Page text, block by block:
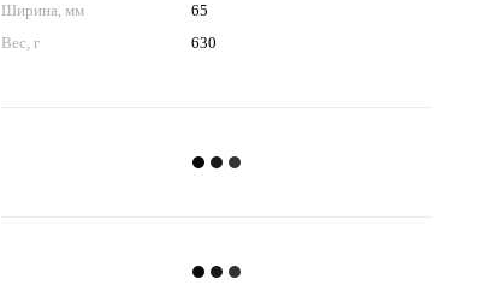
Ширина, мм
65
Вес, г
630